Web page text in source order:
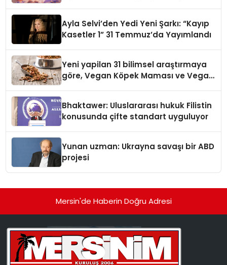
Ayla Selvi’den Yedi Yeni Şarkı: “Kayıp
Kasetler 1” 31 Temmuz’da Yayımlandı
Yeni yapilan 31 bilimsel araştırmaya
göre, Vegan Köpek Maması ve Vegan
Bhaktawer: Uluslararası hukuk Filistin
konusunda çifte standart uyguluyor
Yunan uzman: Ukrayna savaşı bir ABD
projesi
Mersin'de Haberin Doğru Adresi